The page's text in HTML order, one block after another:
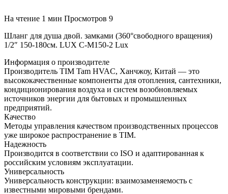
На чтение 1 мин Просмотров 9
Шланг для душа двой. замками (360°свободного вращения)
1/2″ 150-180см. LUX C-M150-2 Lux
Информация о производителе
Производитель TIM Tam HVAC, Ханчжоу, Китай — это
высококачественные компоненты для отопления, сантехники,
кондиционирования воздуха и систем возобновляемых
источников энергии для бытовых и промышленных
предприятий.
Качество
Методы управления качеством производственных процессов
уже широкое распространение в TIM.
Надежность
Производится в соответствии со ISO и адаптированная к
российским условиям эксплуатации.
Универсальность
Универсальность конструкции: взаимозаменяемость с
известными мировыми брендами.